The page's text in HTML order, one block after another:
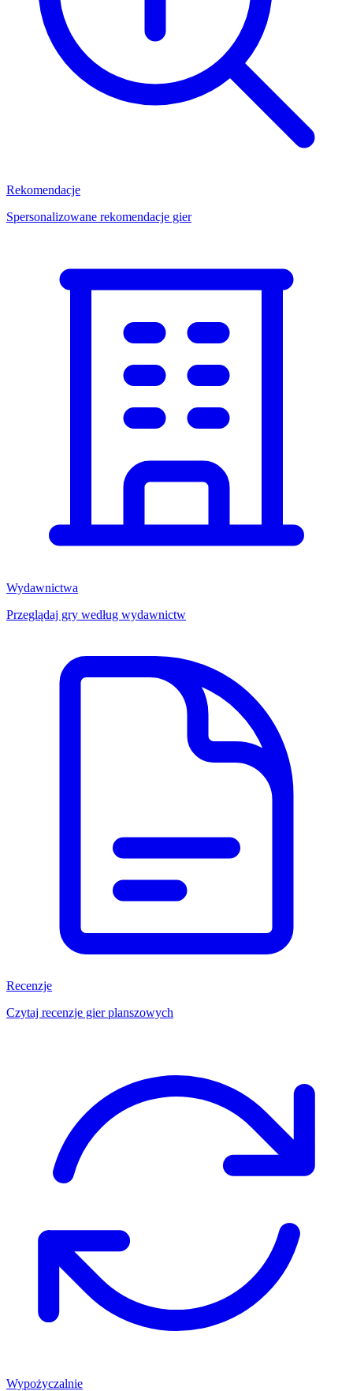
Rekomendacje
Spersonalizowane rekomendacje gier
Wydawnictwa
Przeglądaj gry według wydawnictw
Recenzje
Czytaj recenzje gier planszowych
Wypożyczalnie